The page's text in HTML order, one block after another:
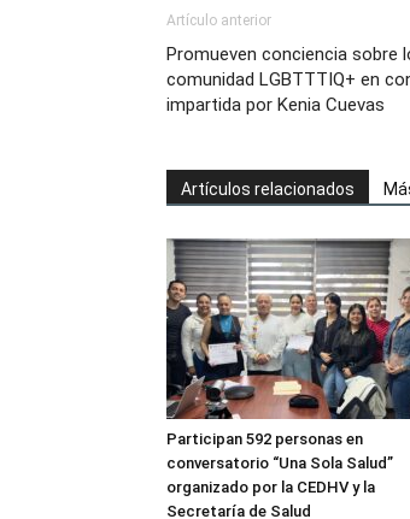
Artículo anterior
Promueven conciencia sobre
comunidad LGBTTTIQ+ en
impartida por Kenia Cuevas
Artículos relacionados
Participan 592 personas en
conversatorio “Una Sola Salud”
organizado por la CEDHV y la
Secretaría de Salud